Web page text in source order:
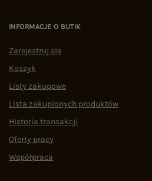
INFORMACJE O BUTIK
Zarejestruj się
Koszyk
Listy zakupowe
Lista zakupionych produktów
Historia transakcji
Oferty pracy
Współpraca